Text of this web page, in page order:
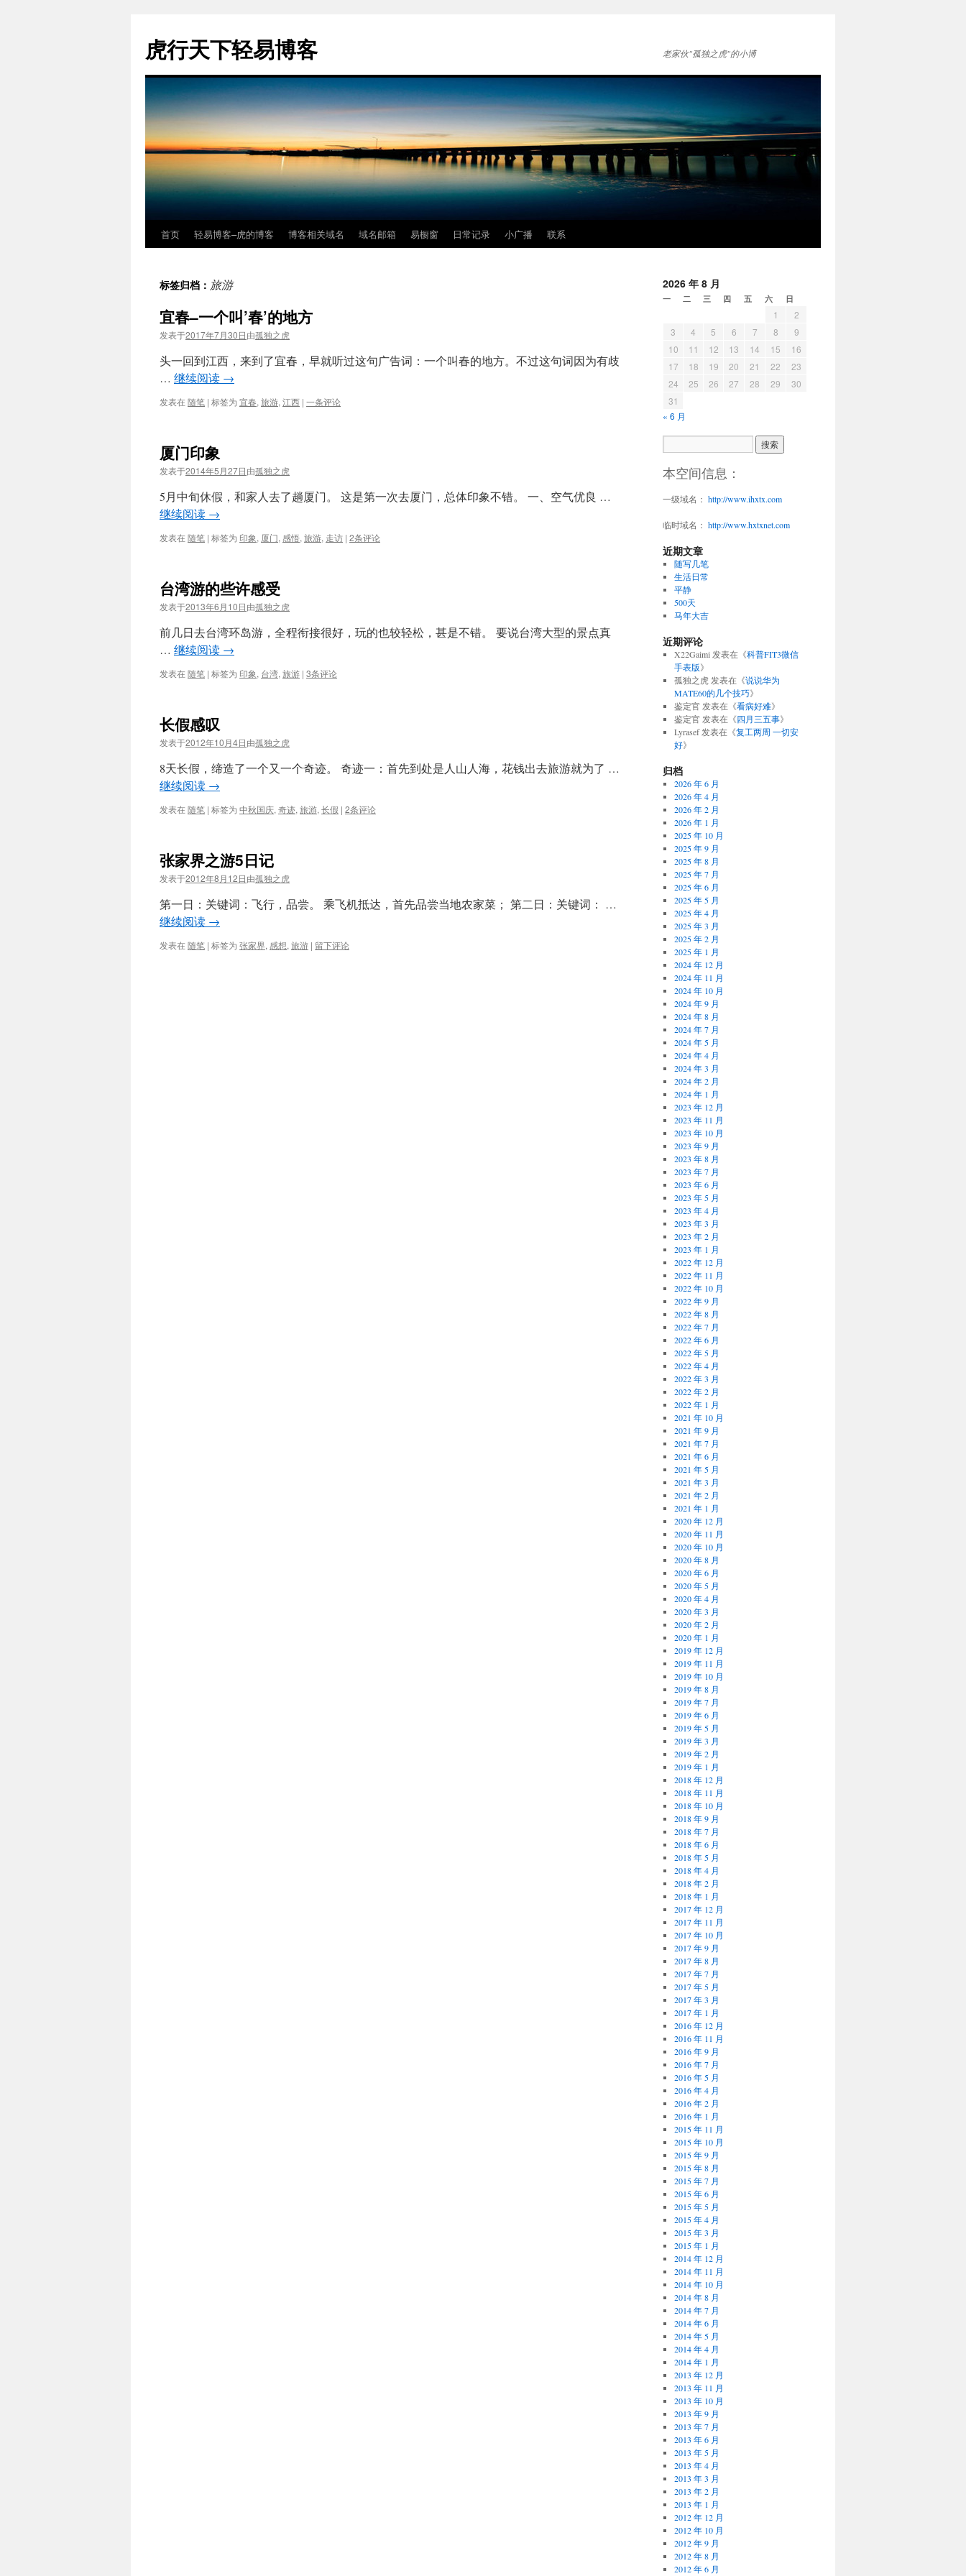
虎行天下轻易博客 老家伙"孤独之虎"的小博
正
首页 轻易博客–虎的博客 博客相关域名 域名邮箱 易橱窗 日常记录 小广播 联系
标签归档： 旅游
宜春–一个叫’春’的地方
发表于2017年7月30日由孤独之虎
头一回到江西，来到了宜春，早就听过这句广告词：一个叫春的地方。不过这句词因为有歧
… 继续阅读 →
发表在随笔 | 标签为 宜春, 旅游, 江西 | 一条评论
厦门印象
发表于2014年5月27日由孤独之虎
5月中旬休假，和家人去了趟厦门。 这是第一次去厦门，总体印象不错。 一、空气优良 …
继续阅读 →
发表在随笔 | 标签为 印象, 厦门, 感悟, 旅游, 走访 | 2条评论
台湾游的些许感受
发表于2013年6月10日由孤独之虎
前几日去台湾环岛游，全程衔接很好，玩的也较轻松，甚是不错。 要说台湾大型的景点真
… 继续阅读 →
发表在随笔 | 标签为 印象, 台湾, 旅游 | 3条评论
长假感叹
发表于2012年10月4日由孤独之虎
8天长假，缔造了一个又一个奇迹。 奇迹一：首先到处是人山人海，花钱出去旅游就为了 …
继续阅读 →
发表在随笔 | 标签为 中秋国庆, 奇迹, 旅游, 长假 | 2条评论
张家界之游5日记
发表于2012年8月12日由孤独之虎
第一日：关键词：飞行，品尝。 乘飞机抵达，首先品尝当地农家菜； 第二日：关键词： …
继续阅读 →
发表在随笔 | 标签为 张家界, 感想, 旅游 | 留下评论
2026 年 8 月
一 二 三 四 五 六 日
1
2
3
4 5 6 7 8
9
10
11 12 13 14 15
16
17
18 19 20 21 22
23
24
25 26 27 28 29
30
31
« 6 月
本空间信息：
一级域名： http://www.ihxtx.com
临时域名： http://www.hxtxnet.com
近期文章
随写几笔
生活日常
平静
500天
马年大吉
近期评论
X22Gaimi 发表在《科普FIT3微信
手表版》
孤独之虎 发表在《说说华为
MATE60的几个技巧》
鉴定官 发表在《看病好难》
鉴定官 发表在《四月三五事》
Lyrasef发表在《复工两周 一切安
好》
归档
2026 年 6 月
2026 年 4 月
2026 年 2 月
2026 年 1 月
2025 年 10 月
2025 年 9 月
2025 年 8 月
2025 年 7 月
2025 年 6 月
2025 年 5 月
2025 年 4 月
2025 年 3 月
2025 年 2 月
2025 年 1 月
2024 年 12 月
2024 年 11 月
2024 年 10 月
2024 年 9 月
2024 年 8 月
2024 年 7 月
2024 年 5 月
2024 年 4 月
2024 年 3 月
2024 年 2 月
2024 年 1 月
2023 年 12 月
2023 年 11 月
2023 年 10 月
2023 年 9 月
2023 年 8 月
2023 年 7 月
2023 年 6 月
2023 年 5 月
2023 年 4 月
2023 年 3 月
2023 年 2 月
2023 年 1 月
2022 年 12 月
2022 年 11 月
2022 年 10 月
2022 年 9 月
2022 年 8 月
2022 年 7 月
2022 年 6 月
2022 年 5 月
2022 年 4 月
2022 年 3 月
2022 年 2 月
2022 年 1 月
2021 年 10 月
2021 年 9 月
2021 年 7 月
2021 年 6 月
2021 年 5 月
2021 年 3 月
2021 年 2 月
2021 年 1 月
2020 年 12 月
2020 年 11 月
2020 年 10 月
2020 年 8 月
2020 年 6 月
2020 年 5 月
2020 年 4 月
2020 年 3 月
2020 年 2 月
2020 年 1 月
2019 年 12 月
2019 年 11 月
2019 年 10 月
2019 年 8 月
2019 年 7 月
2019 年 6 月
2019 年 5 月
2019 年 3 月
2019 年 2 月
2019 年 1 月
2018 年 12 月
2018 年 11 月
2018 年 10 月
2018 年 9 月
2018 年 7 月
2018 年 6 月
2018 年 5 月
2018 年 4 月
2018 年 2 月
2018 年 1 月
2017 年 12 月
2017 年 11 月
2017 年 10 月
2017 年 9 月
2017 年 8 月
2017 年 7 月
2017 年 5 月
2017 年 3 月
2017 年 1 月
2016 年 12 月
2016 年 11 月
2016 年 9 月
2016 年 7 月
2016 年 5 月
2016 年 4 月
2016 年 2 月
2016 年 1 月
2015 年 11 月
2015 年 10 月
2015 年 9 月
2015 年 8 月
2015 年 7 月
2015 年 6 月
2015 年 5 月
2015 年 4 月
2015 年 3 月
2015 年 1 月
2014 年 12 月
2014 年 11 月
2014 年 10 月
2014 年 8 月
2014 年 7 月
2014 年 6 月
2014 年 5 月
2014 年 4 月
2014 年 1 月
2013 年 12 月
2013 年 11 月
2013 年 10 月
2013 年 9 月
2013 年 7 月
2013 年 6 月
2013 年 5 月
2013 年 4 月
2013 年 3 月
2013 年 2 月
2013 年 1 月
2012 年 12 月
2012 年 10 月
2012 年 9 月
2012 年 8 月
2012 年 6 月